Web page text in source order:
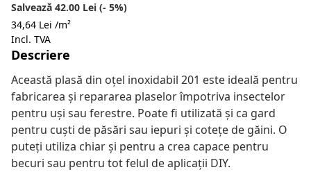
Salvează 42.00 Lei (- 5%)
34,64 Lei /m²
Incl. TVA
Descriere
Această plasă din oțel inoxidabil 201 este ideală pentru
fabricarea și repararea plaselor împotriva insectelor
pentru uși sau ferestre. Poate fi utilizată și ca gard
pentru cuști de păsări sau iepuri și cotețe de găini. O
puteți utiliza chiar și pentru a crea capace pentru
becuri sau pentru tot felul de aplicații DIY.